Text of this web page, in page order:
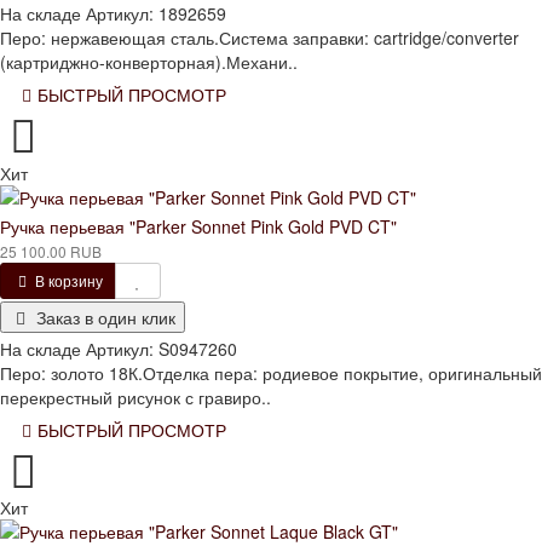
На складе Артикул: 1892659
Перо: нержавеющая сталь.Система заправки: cartridge/converter
(картриджно-конверторная).Механи..
БЫСТРЫЙ ПРОСМОТР
Хит
Ручка перьевая "Parker Sonnet Pink Gold PVD CT"
25 100.00 RUB
В корзину
Заказ в один клик
На складе Артикул: S0947260
Перо: золото 18К.Отделка пера: родиевое покрытие, оригинальный
перекрестный рисунок с гравиро..
БЫСТРЫЙ ПРОСМОТР
Хит